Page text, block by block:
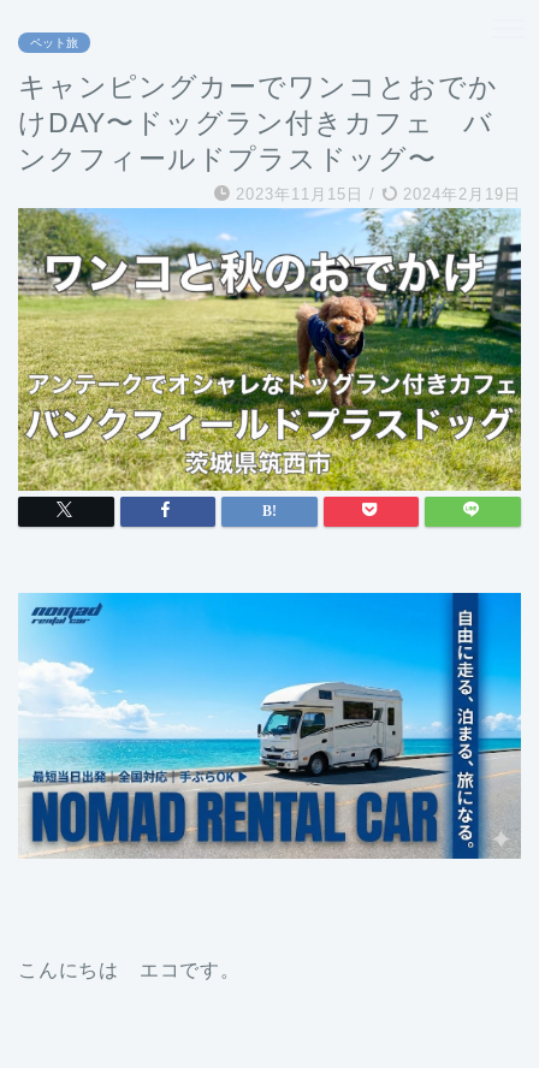
ペット旅
キャンピングカーでワンコとおでか
けDAY〜ドッグラン付きカフェ バ
ンクフィールドプラスドッグ〜
2023年11月15日 / 2024年2月19日
こんにちは エコです。